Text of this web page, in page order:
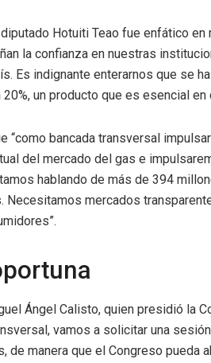
Hotuiti Teao fue enfático
la confianza en nuestras
Es indignante enterarnos que se
20%, un producto que es esencial
“como bancada transversal
del mercado del gas e
hablando de más de 394
Necesitamos mercados
Ángel Calisto, quien presidió la
vamos a solicitar una
de manera que el Congreso pueda